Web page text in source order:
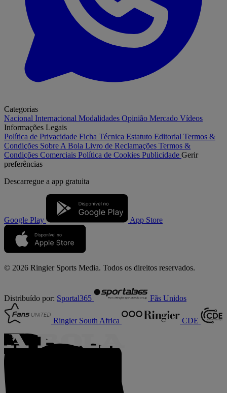
Categorias
Nacional Internacional Modalidades Opinião Mercado Vídeos
Informações Legais
Política de Privacidade Ficha Técnica Estatuto Editorial Termos &
Condições Sobre A Bola Livro de Reclamações Termos &
Condições Comerciais Política de Cookies Publicidade Gerir
preferências
Descarregue a app gratuita
Google Play App Store
© 2026 Ringier Sports Media. Todos os direitos reservados.
Distribuído por: Sportal365 Fãs Unidos
Ringier South Africa CDE